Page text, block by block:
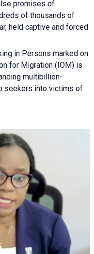
promises of
of thousands of
held captive and forced
in Persons marked on
for Migration (IOM) is
multibillion-
seekers into victims of